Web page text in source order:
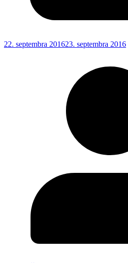
22. septembra 201623. septembra 2016